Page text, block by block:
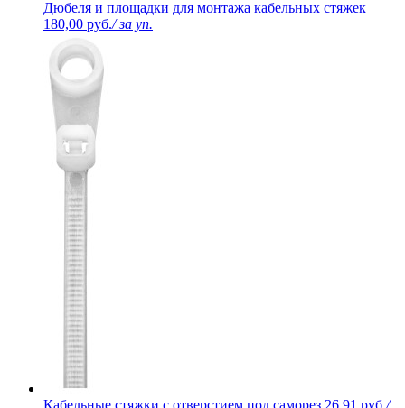
Дюбеля и площадки для монтажа кабельных стяжек
180,00 руб./ за уп.